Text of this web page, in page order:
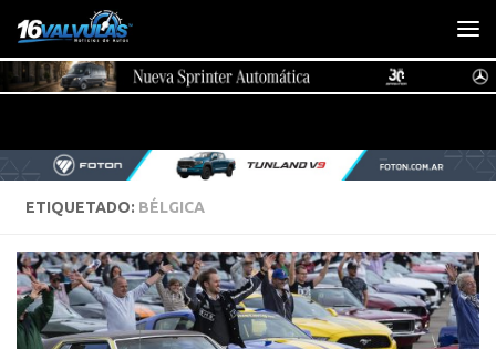
Saltar al contenido
ETIQUETADO: BÉLGICA